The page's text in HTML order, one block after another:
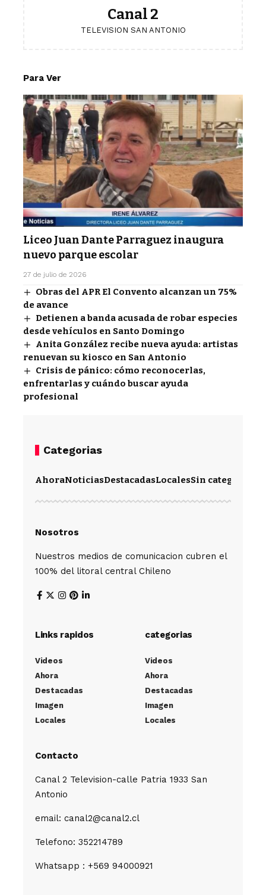
Canal 2
TELEVISION SAN ANTONIO
Para Ver
Liceo Juan Dante Parraguez inaugura
nuevo parque escolar
27 de julio de 2026
Obras del APR El Convento alcanzan un 75%
de avance
Detienen a banda acusada de robar especies
desde vehículos en Santo Domingo
Anita González recibe nueva ayuda: artistas
renuevan su kiosco en San Antonio
Crisis de pánico: cómo reconocerlas,
enfrentarlas y cuándo buscar ayuda
profesional
Categorias
AhoraNoticiasDestacadasLocalesSin categoría
Nosotros
Nuestros medios de comunicacion cubren el
100% del litoral central Chileno
Links rapidos
Videos
Ahora
Destacadas
Imagen
Locales
categorias
Videos
Ahora
Destacadas
Imagen
Locales
Contacto
Canal 2 Television-calle Patria 1933 San
Antonio
email: canal2@canal2.cl
Telefono: 352214789
Whatsapp : +569 94000921